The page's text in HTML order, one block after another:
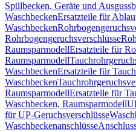
Spülbecken, Geräte und
WaschbeckenErsatzteile für
Waschbecken
Rohrbogengeruchsverschlüsse
RaumsparmodellErsatzteile für
Raumsparmodell
WaschbeckenErsatzteile für
Waschbecken
RaumsparmodellErsatzteile für
Waschbecken, Raumsparmodell
für UP-Geruchsverschlüsse
Waschbeckenanschlüsse